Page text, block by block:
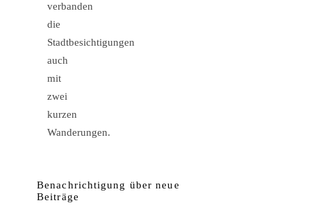
verbanden
die
Stadtbesichtigungen
auch
mit
zwei
kurzen
Wanderungen.
Benachrichtigung über neue
Beiträge